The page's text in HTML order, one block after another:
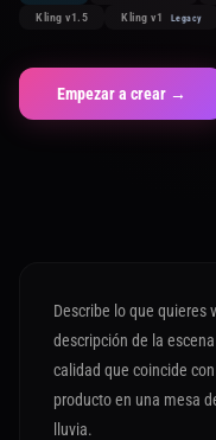
Kling v1.5
Kling v1 Legacy
Empezar a crear →
Describe lo que quieres
descripción de la
calidad que coincide
producto en una mesa
lluvia.